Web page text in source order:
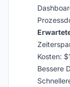
Kosten:
Bessere